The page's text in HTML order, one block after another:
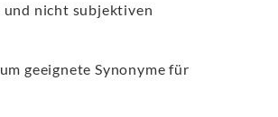
und nicht subjektiven
um geeignete Synonyme für